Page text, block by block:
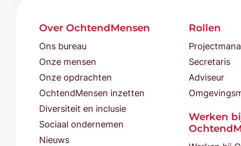
Over OchtendMensen
Ons bureau
Onze mensen
Onze opdrachten
OchtendMensen inzetten
Diversiteit en inclusie
Sociaal ondernemen
Nieuws
Rollen
Secretaris
Adviseur
Werken